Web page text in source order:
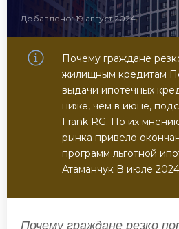
Добавлено: 19 август 2024
Почему граждане
жилищным кредитам
выдачи ипотечных
ниже, чем в июне,
Frank RG. По их
рынка привело
программ льготной
Атаманчук В июле
Почему граждане резко